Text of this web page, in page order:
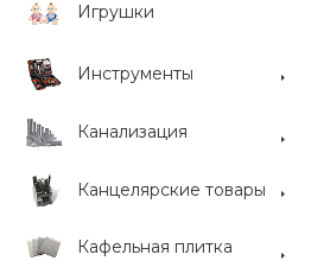
Игрушки
Инструменты
Канализация
Канцелярские товары
Кафельная плитка